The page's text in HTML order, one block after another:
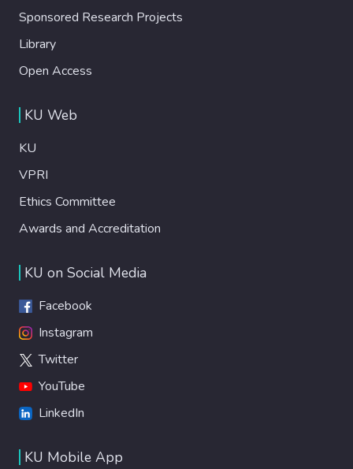
Sponsored Research Projects
Library
Open Access
KU Web
KU
VPRI
Ethics Committee
Awards and Accreditation
KU on Social Media
Facebook
Instagram
Twitter
YouTube
LinkedIn
KU Mobile App